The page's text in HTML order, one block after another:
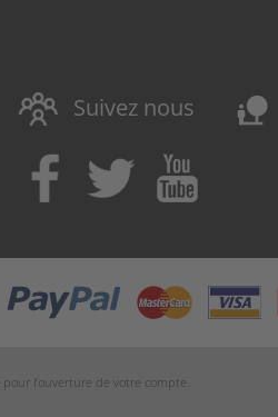
Suivez nous nature_people
pour l’ouverture de votre compte.